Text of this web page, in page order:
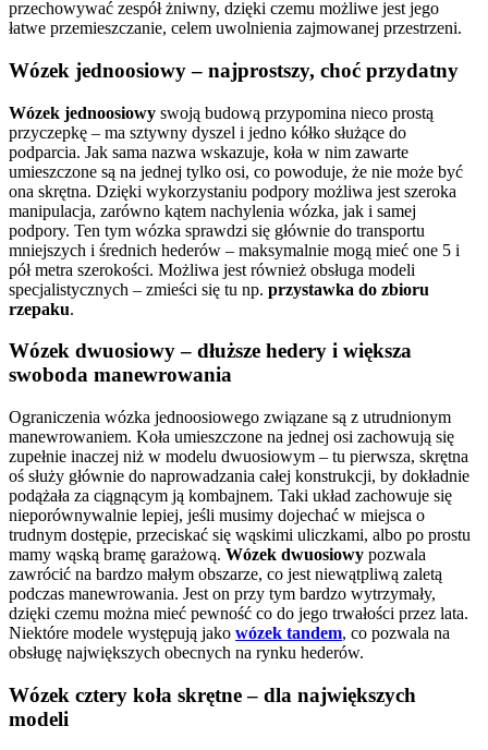
przechowywać zespół żniwny, dzięki czemu możliwe jest jego
łatwe przemieszczanie, celem uwolnienia zajmowanej przestrzeni.
Wózek jednoosiowy– najprostszy, choć przydatny
Wózek jednoosiowy swoją budową przypomina nieco prostą
przyczepkę – ma sztywny dyszel i jedno kółko służące do
podparcia. Jak sama nazwa wskazuje, koła w nim zawarte
umieszczone są na jednej tylko osi, co powoduje, że nie może być
ona skrętna. Dzięki wykorzystaniu podpory możliwa jest szeroka
manipulacja, zarówno kątem nachylenia wózka, jak i samej
podpory. Ten tym wózka sprawdzi się głównie do transportu
mniejszych i średnich hederów – maksymalnie mogą mieć one 5 i
pół metra szerokości. Możliwa jest również obsługa modeli
specjalistycznych – zmieści się tu np. przystawka do zbioru
rzepaku.
Wózek dwuosiowy– dłuższe hedery i większa
swoboda manewrowania
Ograniczenia wózka jednoosiowego związane są z utrudnionym
manewrowaniem. Koła umieszczone na jednej osi zachowują się
zupełnie inaczej niż w modelu dwuosiowym – tu pierwsza, skrętna
oś służy głównie do naprowadzania całej konstrukcji, by dokładnie
podążała za ciągnącym ją kombajnem. Taki układ zachowuje się
nieporównywalnie lepiej, jeśli musimy dojechać w miejsca o
trudnym dostępie, przeciskać się wąskimi uliczkami, albo po prostu
mamy wąską bramę garażową. Wózek dwuosiowy pozwala
zawrócić na bardzo małym obszarze, co jest niewątpliwą zaletą
podczas manewrowania. Jest on przy tym bardzo wytrzymały,
dzięki czemu można mieć pewność co do jego trwałości przez lata.
Niektóre modele występują jako wózek tandem, co pozwala na
obsługę największych obecnych na rynku hederów.
Wózek cztery koła skrętne– dla największych
modeli